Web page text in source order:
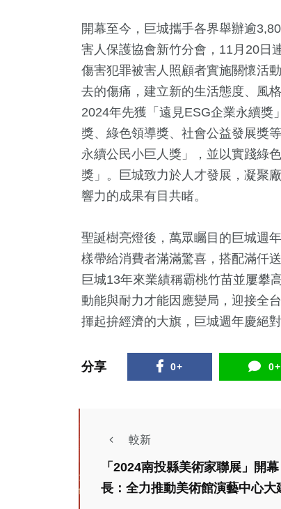
開幕至今，巨城攜手各界舉辦逾
害人保護協會新竹分會，11月20日
傷害犯罪被害人照顧者實施關懷活
去的傷痛，建立新的生活態度、風
2024年先獲「遠見ESG企業永續獎
獎、綠色領導獎、社會公益發展獎
永續公民小巨人獎」，並以實踐綠
獎」。巨城致力於人才發展，凝聚
響力的成果有目共睹。
聖誕樹亮燈後，萬眾矚目的巨城週
樣帶給消費者滿滿驚喜，搭配滿仟
巨城13年來業績稱霸桃竹苗並屢攀
動能與耐力才能因應變局，迎接全
揮起拚經濟的大旗，巨城週年慶絕對
分享 0+ 0+
較新
「2024南投縣美術家聯展」開
長：全力推動美術館演藝中心大
社會